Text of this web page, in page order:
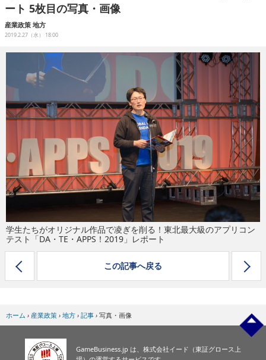
人材育成
産業政策
イベント/セミナー
eスポーツ
ート 5枚目の写真・画像
産業政策 地方
2019.2.27（水） 18:00
学生たちがオリジナル作品で凌ぎを削る！東北最大級のアプリコン
テスト「DA・TE・APPS！2019」レポート
この記事へ戻る
ホーム › 産業政策 › 地方 › 記事 › 写真・画像
GameBusiness.jp は、株式会社イード（東証グロース上